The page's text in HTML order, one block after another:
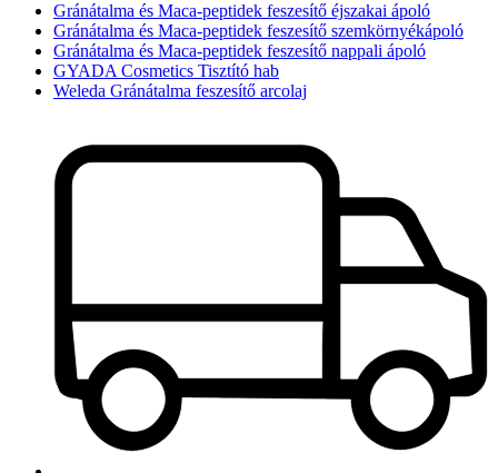
Gránátalma és Maca-peptidek feszesítő éjszakai ápoló
Gránátalma és Maca-peptidek feszesítő szemkörnyékápoló
Gránátalma és Maca-peptidek feszesítő nappali ápoló
GYADA Cosmetics Tisztító hab
Weleda Gránátalma feszesítő arcolaj